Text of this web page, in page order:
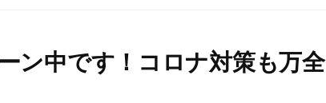
ン中です！コロナ対策も万全